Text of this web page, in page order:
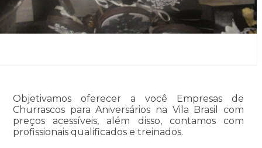
Objetivamos oferecer a você Empresas de
Churrascos para Aniversários na Vila Brasil com
preços acessíveis, além disso, contamos com
profissionais qualificados e treinados.